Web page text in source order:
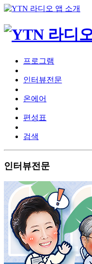
프로그램
인터뷰전문
온에어
편성표
검색
인터뷰전문